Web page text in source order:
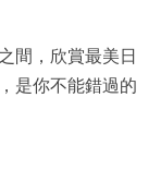
間，欣賞最美日
是你不能錯過的